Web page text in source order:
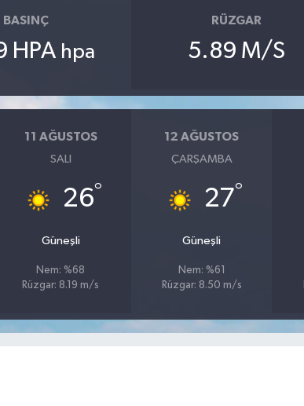
BASINÇ
HPA hpa
RÜZGAR
5.89 M/S
11 AĞUSTOS
SALI
26°
Güneşli
Nem: %68
Rüzgar: 8.19 m/s
12 AĞUSTOS
ÇARŞAMBA
27°
Güneşli
Nem: %61
Rüzgar: 8.50 m/s